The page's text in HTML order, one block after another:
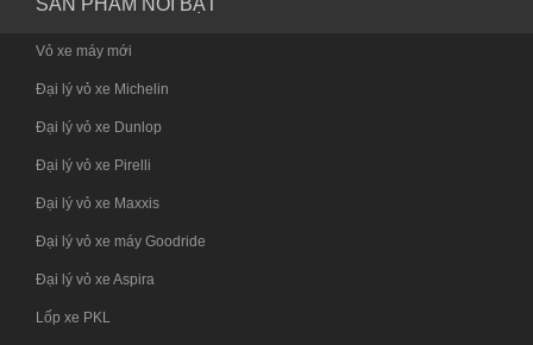
SẢN PHẨM NỔI BẬT
Vỏ xe máy mới
Đại lý vỏ xe Michelin
Đại lý vỏ xe Dunlop
Đại lý vỏ xe Pirelli
Đại lý vỏ xe Maxxis
Đại lý vỏ xe máy Goodride
Đại lý vỏ xe Aspira
Lốp xe PKL